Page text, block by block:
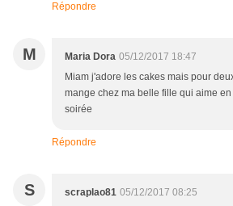
Répondre
M Maria Dora 05/12/2017 18:47
Miam j'adore les cakes mais pour
mange chez ma belle fille qui aime
soirée
Répondre
S scraplao81 05/12/2017 08:25